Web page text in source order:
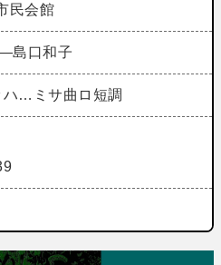
民会館
島口和子
ハ…ミサ曲ロ短調